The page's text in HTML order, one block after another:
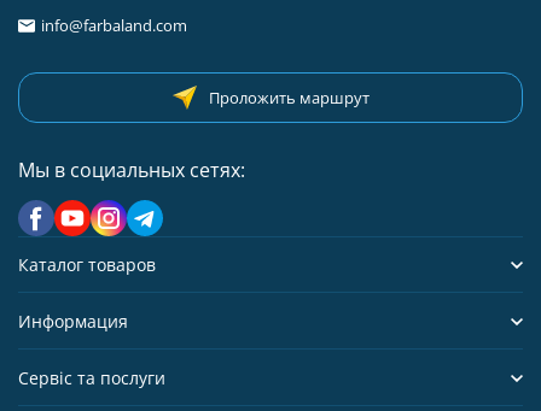
info@farbaland.com
Проложить маршрут
Мы в социальных сетях:
Каталог товаров
Информация
Сервіс та послуги